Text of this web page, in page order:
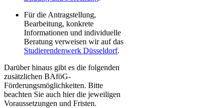
Für die Antragstellung,
Bearbeitung, konkrete
Informationen und individuelle
Beratung verweisen wir auf das
Studierendenwerk Düsseldorf.
Darüber hinaus gibt es die folgenden
zusätzlichen BAföG-
Förderungsmöglichkeiten. Bitte
beachten Sie auch hier die jeweiligen
Voraussetzungen und Fristen.